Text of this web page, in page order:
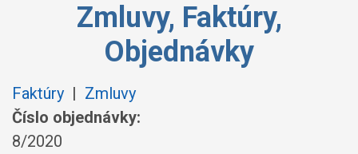
Zmluvy, Faktúry,
Objednávky
Faktúry | Zmluvy
Číslo objednávky:
8/2020